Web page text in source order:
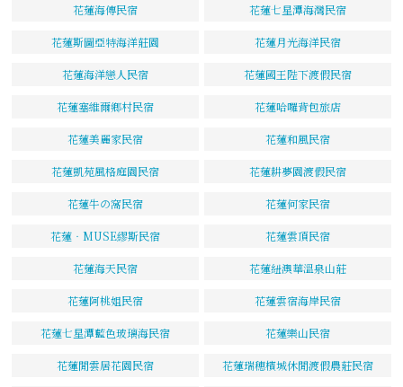
花蓮海傳民宿 花蓮七星潭海灣民宿
花蓮斯圖亞特海洋莊園 花蓮月光海洋民宿
花蓮海洋戀人民宿 花蓮國王陛下渡假民宿
花蓮塞維爾鄉村民宿 花蓮哈囉背包旅店
花蓮美麗家民宿 花蓮和風民宿
花蓮凱苑風格庭園民宿 花蓮耕夢園渡假民宿
花蓮牛の窩民宿 花蓮何家民宿
花蓮‧MUSE繆斯民宿 花蓮雲頂民宿
花蓮海天民宿 花蓮紐澳華溫泉山莊
花蓮阿桃姐民宿 花蓮雲宿海岸民宿
花蓮七星潭藍色玻璃海民宿 花蓮樂山民宿
花蓮閒雲居花園民宿 花蓮瑞穗檳城休閒渡假農莊民宿